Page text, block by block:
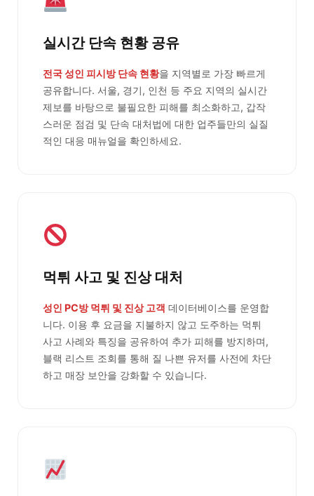
실시간 단속 현황 공유
전국 성인 피시방 단속 현황을 지역별로 가장 빠르게
공유합니다. 서울, 경기, 인천 등 주요 지역의 실시간
제보를 바탕으로 불필요한 피해를 최소화하고, 갑작
스러운 점검 및 단속 대처법에 대한 업주들만의 실질
적인 대응 매뉴얼을 확인하세요.
먹튀 사고 및 진상 대처
성인 PC방 먹튀 및 진상 고객 데이터베이스를 운영합
니다. 이용 후 요금을 지불하지 않고 도주하는 먹튀
사고 사례와 특징을 공유하여 추가 피해를 방지하며,
블랙 리스트 조회를 통해 질 나쁜 유저를 사전에 차단
하고 매장 보안을 강화할 수 있습니다.